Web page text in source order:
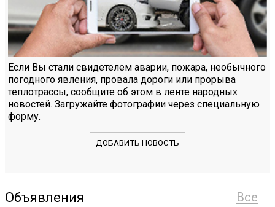
Если Вы стали свидетелем аварии, пожара, необычного
погодного явления, провала дороги или прорыва
теплотрассы, сообщите об этом в ленте народных
новостей. Загружайте фотографии через специальную
форму.
ДОБАВИТЬ НОВОСТЬ
Все
Объявления